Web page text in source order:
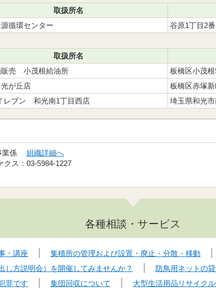
取扱所名
循環センター
谷原1丁目2
取扱所名
販売 小茂根給油所
板橋区小茂
が丘店
板橋区赤塚
レブン 和光南1丁目西店 埼玉県和光
業係 組織詳細へ
ス：03-5984-1227
各種相談・サービス
・講座 集積所の管理および設置・廃止・分散・移動
し方説明会）を開催してみませんか？
防鳥用ネットの
罪です 集団回収について 大型生活用品リサイク